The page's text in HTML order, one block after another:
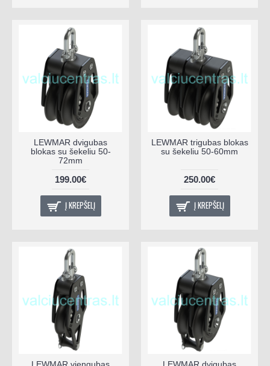
LEWMAR dvigubas
blokas su šekeliu 50-
72mm
199.00€
Į KREPŠELĮ
LEWMAR trigubas blokas
su šekeliu 50-60mm
250.00€
Į KREPŠELĮ